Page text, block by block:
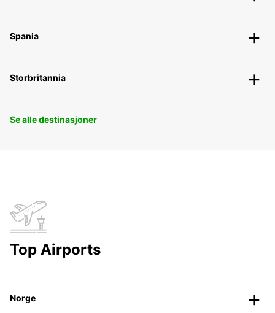
Spania
Storbritannia
Se alle destinasjoner
Top Airports
Norge